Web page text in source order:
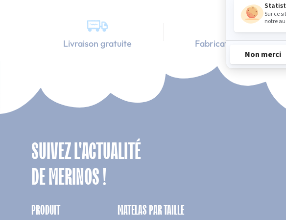
Livraison gratuite Fabrication Française
SUIVEZ L'ACTUALITÉ
DE MERINOS !
PRODUIT MATELAS PAR TAILLE